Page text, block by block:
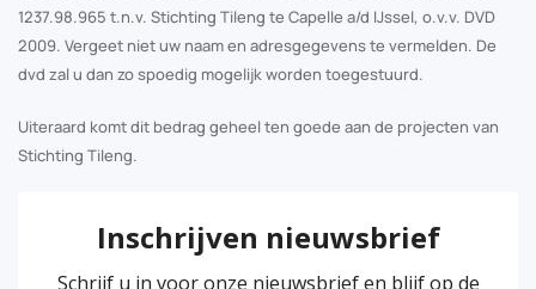
1237.98.965 t.n.v. Stichting Tileng te Capelle a/d IJssel, o.v.v. DVD
2009. Vergeet niet uw naam en adresgegevens te vermelden. De
dvd zal u dan zo spoedig mogelijk worden toegestuurd.
Uiteraard komt dit bedrag geheel ten goede aan de projecten van
Stichting Tileng.